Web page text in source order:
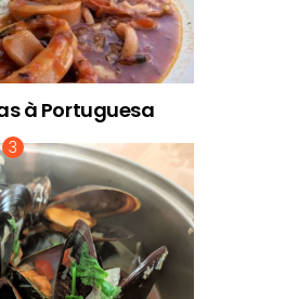
à Portuguesa